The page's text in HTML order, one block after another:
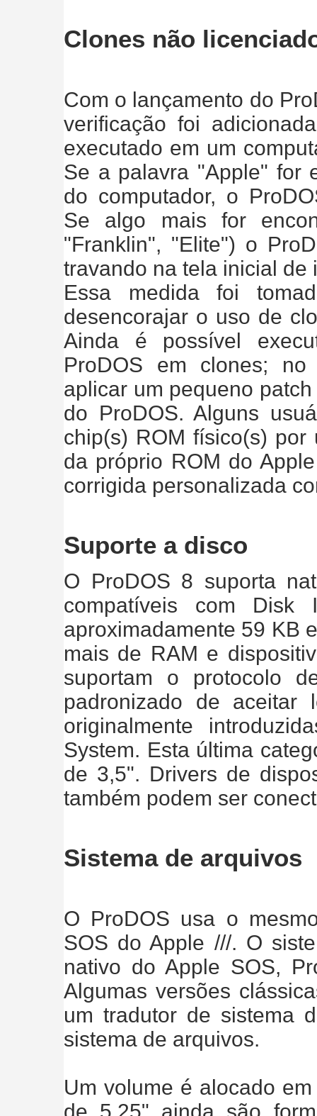
Clones não
Com o lançamento do
verificação foi
executado em um
Se a palavra "Apple" for
do computador, o
Se algo mais for
"Franklin", "Elite") o
travando na tela inicial de
Essa medida foi
desencorajar o uso de
Ainda é possível
ProDOS em clones;
aplicar um pequeno
do ProDOS. Alguns
chip(s) ROM físico(s)
da próprio ROM do
corrigida personalizada
Suporte a disco
O ProDOS 8 suporta
compatíveis com
aproximadamente 59 KB
mais de RAM e
suportam o protocolo
padronizado de aceitar
originalmente
System. Esta última
de 3,5". Drivers de
também podem ser
Sistema de arquivos
O ProDOS usa o
SOS do Apple ///. O
nativo do Apple SOS,
Algumas versões
um tradutor de sistema
sistema de arquivos.
Um volume é alocado
de 5,25" ainda são